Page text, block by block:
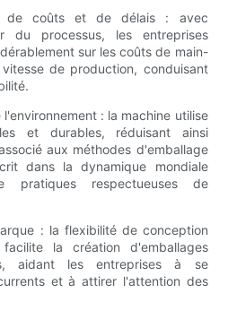
de coûts et de délais : avec
du processus, les entreprises
sur les coûts de main-
de production, conduisant
: la machine utilise
et durables, réduisant ainsi
aux méthodes d'emballage
dans la dynamique mondiale
respectueuses de
: la flexibilité de conception
la création d'emballages
aidant les entreprises à se
et à attirer l'attention des